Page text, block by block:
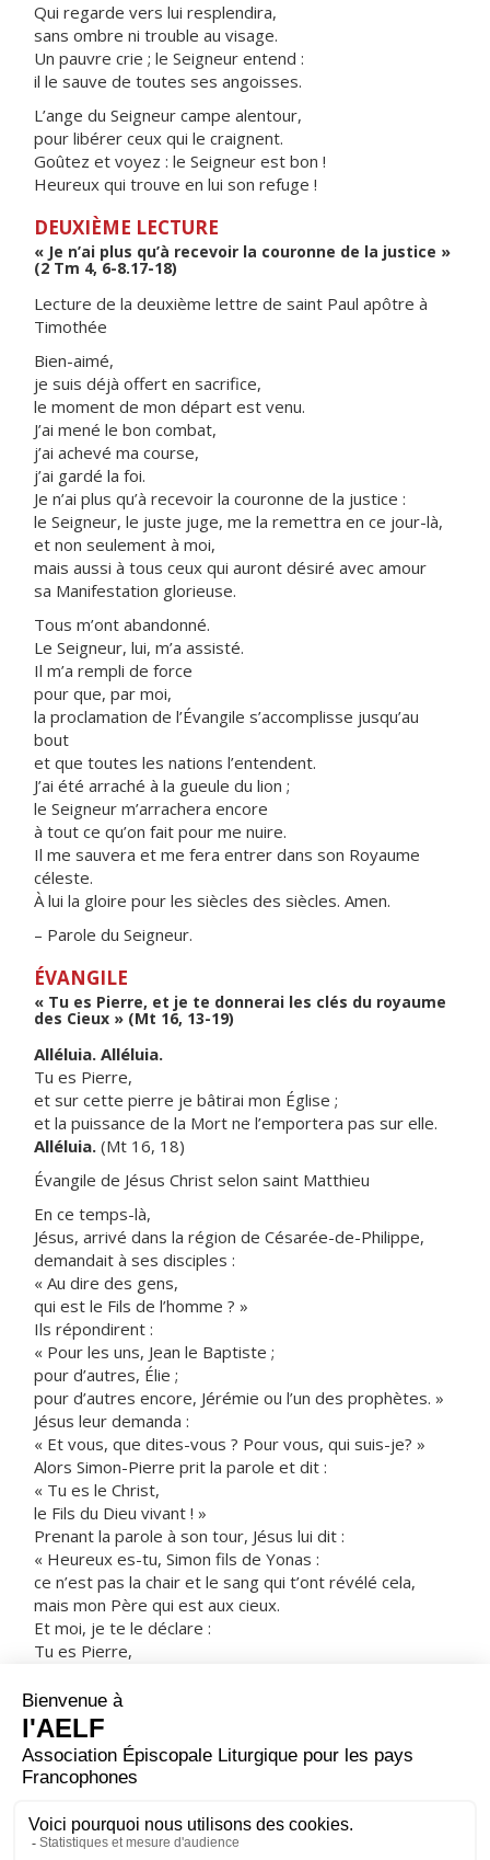
Qui regarde vers lui resplendira,
sans ombre ni trouble au visage.
Un pauvre crie ; le Seigneur entend :
il le sauve de toutes ses angoisses.
L’ange du Seigneur campe alentour,
pour libérer ceux qui le craignent.
Goûtez et voyez : le Seigneur est bon !
Heureux qui trouve en lui son refuge !
DEUXIÈME LECTURE
« Je n’ai plus qu’à recevoir la couronne de la justice »
(2 Tm 4, 6-8.17-18)
Lecture de la deuxième lettre de saint Paul apôtre à
Timothée
Bien-aimé,
je suis déjà offert en sacrifice,
le moment de mon départ est venu.
J’ai mené le bon combat,
j’ai achevé ma course,
j’ai gardé la foi.
Je n’ai plus qu’à recevoir la couronne de la justice :
le Seigneur, le juste juge, me la remettra en ce jour-là,
et non seulement à moi,
mais aussi à tous ceux qui auront désiré avec amour
sa Manifestation glorieuse.
Tous m’ont abandonné.
Le Seigneur, lui, m’a assisté.
Il m’a rempli de force
pour que, par moi,
la proclamation de l’Évangile s’accomplisse jusqu’au
bout
et que toutes les nations l’entendent.
J’ai été arraché à la gueule du lion ;
le Seigneur m’arrachera encore
à tout ce qu’on fait pour me nuire.
Il me sauvera et me fera entrer dans son Royaume
céleste.
À lui la gloire pour les siècles des siècles. Amen.
– Parole du Seigneur.
ÉVANGILE
« Tu es Pierre, et je te donnerai les clés du royaume
des Cieux » (Mt 16, 13-19)
Alléluia. Alléluia.
Tu es Pierre,
et sur cette pierre je bâtirai mon Église ;
et la puissance de la Mort ne l’emportera pas sur elle.
Alléluia. (Mt 16, 18)
Évangile de Jésus Christ selon saint Matthieu
En ce temps-là,
Jésus, arrivé dans la région de Césarée-de-Philippe,
demandait à ses disciples :
« Au dire des gens,
qui est le Fils de l’homme ? »
Ils répondirent :
« Pour les uns, Jean le Baptiste ;
pour d’autres, Élie ;
pour d’autres encore, Jérémie ou l’un des prophètes. »
Jésus leur demanda :
« Et vous, que dites-vous ? Pour vous, qui suis-je? »
Alors Simon-Pierre prit la parole et dit :
« Tu es le Christ,
le Fils du Dieu vivant ! »
Prenant la parole à son tour, Jésus lui dit :
« Heureux es-tu, Simon fils de Yonas :
ce n’est pas la chair et le sang qui t’ont révélé cela,
mais mon Père qui est aux cieux.
Et moi, je te le déclare :
Tu es Pierre,
et la puissance de la Mort ne l’emportera pas sur elle.
Je te donnerai les clés du royaume des Cieux :
tout ce que tu auras lié sur la terre
sera lié dans les cieux,
et tout ce que tu auras délié sur la terre
sera délié dans les cieux. »
– Acclamons la Parole de Dieu.